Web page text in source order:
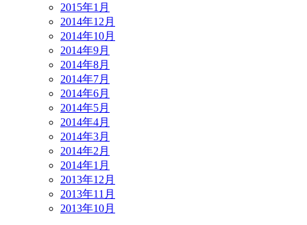
2015年1月
2014年12月
2014年10月
2014年9月
2014年8月
2014年7月
2014年6月
2014年5月
2014年4月
2014年3月
2014年2月
2014年1月
2013年12月
2013年11月
2013年10月